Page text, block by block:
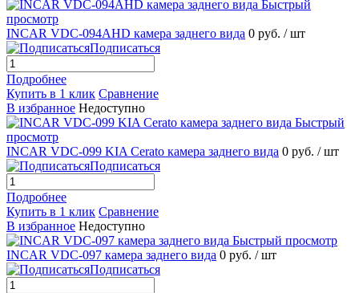
Быстрый
просмотр
INCAR VDC-094AHD камера заднего вида 0 руб. / шт
Подписаться
Подробнее
Купить в 1 клик Сравнение
В избранное Недоступно
Быстрый
просмотр
INCAR VDC-099 KIA Cerato камера заднего вида 0 руб. / шт
Подписаться
Подробнее
Купить в 1 клик Сравнение
В избранное Недоступно
Быстрый просмотр
INCAR VDC-097 камера заднего вида 0 руб. / шт
Подписаться